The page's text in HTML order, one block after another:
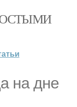
на дне